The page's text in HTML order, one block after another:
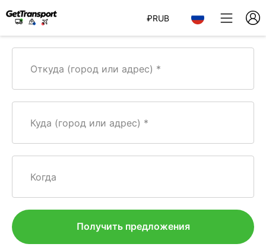
₽RUB
Откуда (город или адрес)
Куда (город или адрес)
Когда
Получить предложения